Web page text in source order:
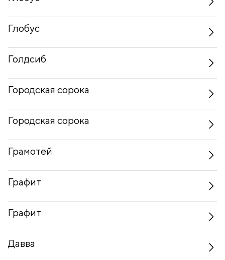
Глобус
Голдсиб
Городская сорока
Городская сорока
Грамотей
Графит
Графит
Давва